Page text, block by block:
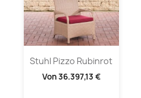
Stuhl Pizzo Rubinrot
Von36.397,13 €